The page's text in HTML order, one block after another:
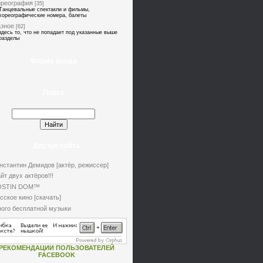
[35]
спектакли и фильмы,
номера, балеты
[62]
то, что не попадает под указанные выше
Демидов [актёр, режиссер]
двух актёров!!!
DOM™
кино [скачать]
бесплатной музыки
РЕКОМЕНДАЦИИ ПОЛЬЗОВАТЕЛЕЙ
FACEBOOK